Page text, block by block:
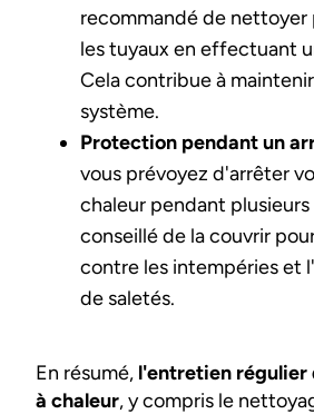
recommandé de
les tuyaux en effectuant
Cela contribue à
système.
Protection pendant un
vous prévoyez d'arrêter
chaleur pendant plusieurs
conseillé de la couvrir
contre les intempéries et
de saletés.
En résumé, l'entretien régulier
à chaleur, y compris le